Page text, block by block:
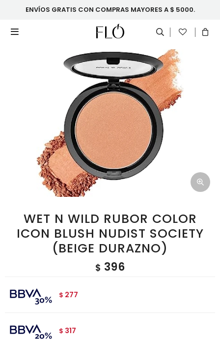
ENVÍOS GRATIS CON COMPRAS MAYORES A $ 5000.

WET N WILD RUBOR COLOR
ICON BLUSH NUDIST SOCIETY
(BEIGE DURAZNO)
$ 396
$ 277
$ 317